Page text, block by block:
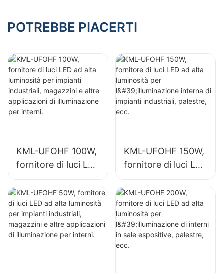
interna di impianti
ecc.
di interni in sale
palestre, ecc.
POTREBBE PIACERTI
KML-UFOHF 100W,
fornitore di luci LED
ad alta luminosità
per impianti
industriali,
magazzini e altre
applicazioni di
KML-UFOHF 150W,
fornitore di luci LED
ad alta luminosità
per l'illuminazione
interna di impianti
industriali, palestre,
ecc.